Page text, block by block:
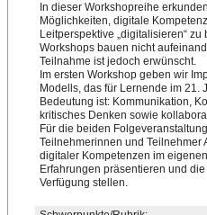
In dieser Workshopreihe
Möglichkeiten, digitale
Leitperspektive „digitalisieren“
Workshops bauen nicht
Teilnahme ist jedoch erwünscht.
Im ersten Workshop geben wir
Modells, das für Lernende im 21.
Bedeutung ist: Kommunikation,
kritisches Denken sowie
Für die beiden
Teilnehmerinnen und Teilnehmer
digitaler Kompetenzen im
Erfahrungen präsentieren und
Verfügung stellen.